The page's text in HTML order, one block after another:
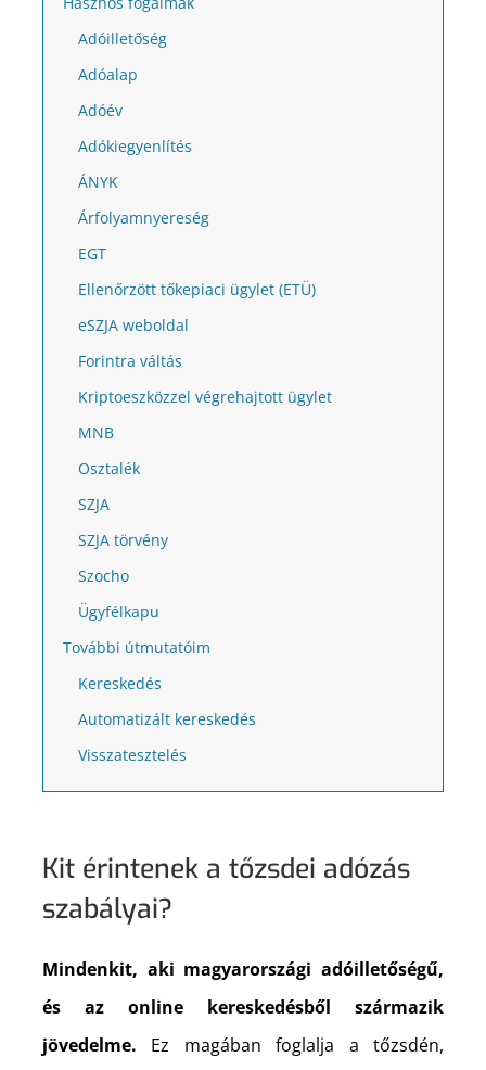
Adóilletőség
Adóalap
Adóév
Adókiegyenlítés
ÁNYK
Árfolyamnyereség
EGT
Ellenőrzött tőkepiaci ügylet (ETÜ)
eSZJA weboldal
Forintra váltás
Kriptoeszközzel végrehajtott ügylet
MNB
Osztalék
SZJA
SZJA törvény
Szocho
Ügyfélkapu
További útmutatóim
Kereskedés
Automatizált kereskedés
Visszatesztelés
Kit érintenek a tőzsdei adózás
szabályai?
Mindenkit, aki magyarországi adóilletőségű,
és az online kereskedésből származik
jövedelme. Ez magában foglalja a tőzsdén,